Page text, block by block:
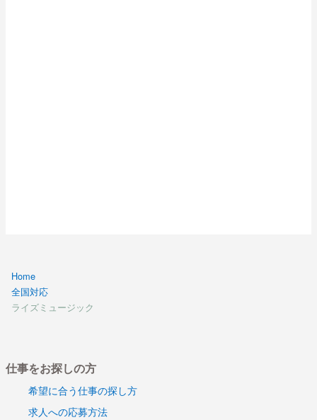
Home
全国対応
ライズミュージック
仕事をお探しの方
希望に合う仕事の探し方
求人への応募方法